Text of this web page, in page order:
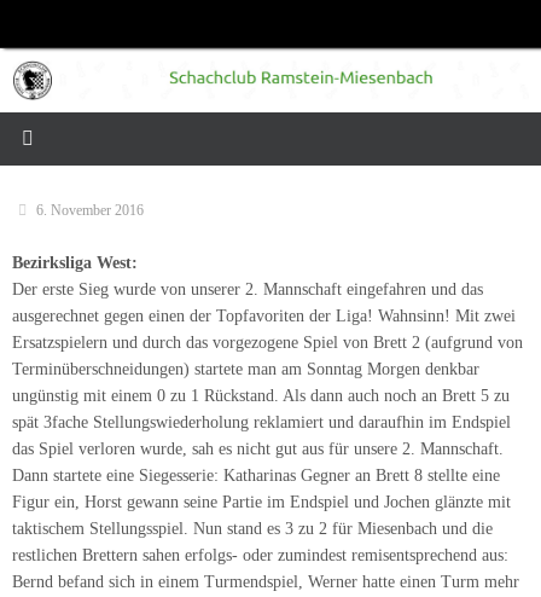
springen
6. November 2016
Bezirksliga West:
Der erste Sieg wurde von unserer 2. Mannschaft eingefahren und das
ausgerechnet gegen einen der Topfavoriten der Liga! Wahnsinn! Mit zwei
Ersatzspielern und durch das vorgezogene Spiel von Brett 2 (aufgrund von
Terminüberschneidungen) startete man am Sonntag Morgen denkbar
ungünstig mit einem 0 zu 1 Rückstand. Als dann auch noch an Brett 5 zu
spät 3fache Stellungswiederholung reklamiert und daraufhin im Endspiel
das Spiel verloren wurde, sah es nicht gut aus für unsere 2. Mannschaft.
Dann startete eine Siegesserie: Katharinas Gegner an Brett 8 stellte eine
Figur ein, Horst gewann seine Partie im Endspiel und Jochen glänzte mit
taktischem Stellungsspiel. Nun stand es 3 zu 2 für Miesenbach und die
restlichen Brettern sahen erfolgs- oder zumindest remisentsprechend aus:
Bernd befand sich in einem Turmendspiel, Werner hatte einen Turm mehr